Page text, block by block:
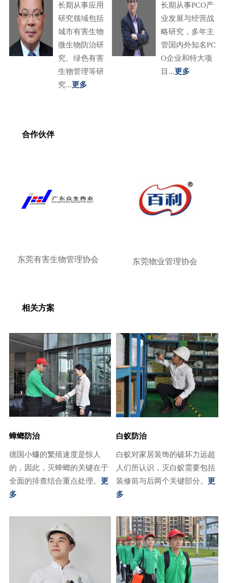
长期从事应用
研究领域包括
城市有害生物
微生物防治研
究、绿色有害
生物管理等研
究...更多
长期从事PCO产
业发展与经营战
略研究，多年主
管国内外知名PC
O企业和特大项
目...更多
合作伙伴
东莞有害生物管理协会 东莞物业管理协会
相关方案
蟑螂防治
德国小蠊的繁殖速度是惊人
的，因此，灭蟑螂的关键在于
全面的排查结合重点处理。更
多
白蚁防治
白蚁对家居装饰的破坏力远超
人们所认识，灭白蚁需要包括
装修前与后两个关键部分。更
多